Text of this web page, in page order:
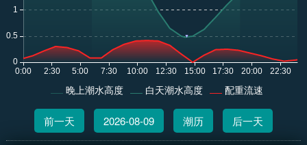
晚上潮水高度 白天潮水高度 配重流速
前一天 2026-08-09 潮历 后一天